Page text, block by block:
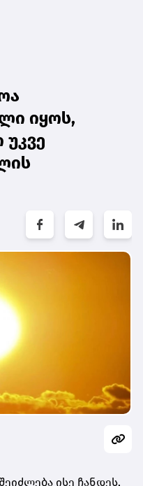
იყოს,
უკვე
ისე ჩანდეს,